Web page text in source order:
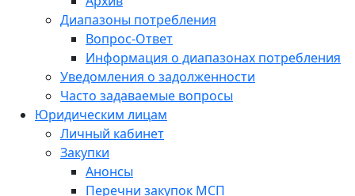
Диапазоны потребления
Вопрос-Ответ
Информация о диапазонах потребления
Уведомления о задолженности
Часто задаваемые вопросы
Юридическим лицам
Личный кабинет
Закупки
Анонсы
Перечни закупок МСП